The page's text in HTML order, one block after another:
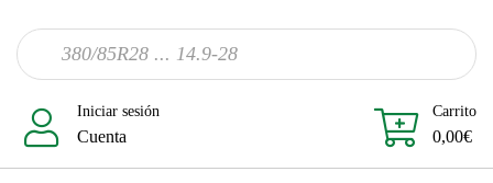
Iniciar sesión
Cuenta
Carrito
0,00€